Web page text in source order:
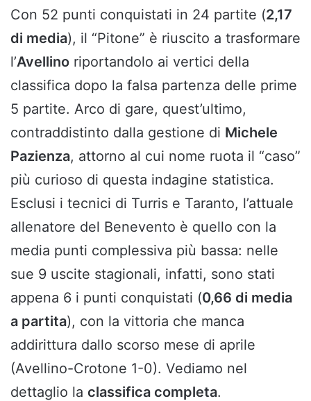
Con 52 punti conquistati in 24 partite (2,17
di media), il “Pitone” è riuscito a trasformare
l’Avellino riportandolo ai vertici della
classifica dopo la falsa partenza delle prime
5 partite. Arco di gare, quest’ultimo,
contraddistinto dalla gestione di Michele
Pazienza, attorno al cui nome ruota il “caso”
più curioso di questa indagine statistica.
Esclusi i tecnici di Turris e Taranto, l’attuale
allenatore del Benevento è quello con la
media punti complessiva più bassa: nelle
sue 9 uscite stagionali, infatti, sono stati
appena 6 i punti conquistati (0,66 di media
a partita), con la vittoria che manca
addirittura dallo scorso mese di aprile
(Avellino-Crotone 1-0). Vediamo nel
dettaglio la classifica completa.